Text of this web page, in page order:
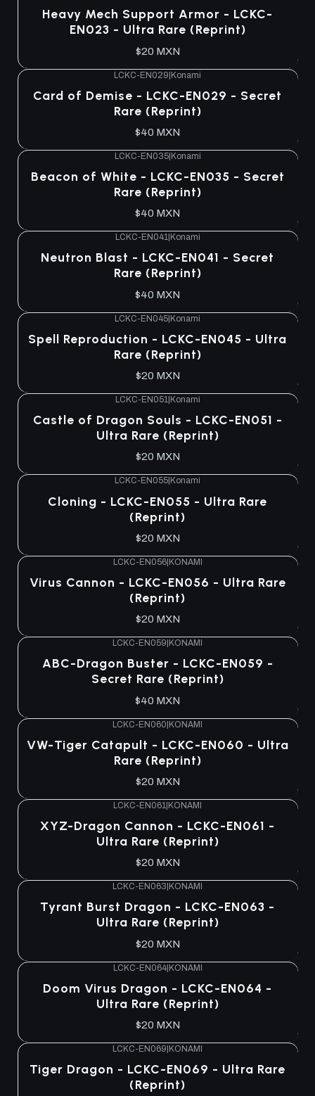
Heavy Mech Support Armor - LCKC-
EN023 - Ultra Rare (Reprint)
$20 MXN
LCKC-EN029|Konami
Card of Demise - LCKC-EN029 - Secret
Rare (Reprint)
$40 MXN
LCKC-EN035|Konami
Beacon of White - LCKC-EN035 - Secret
Rare (Reprint)
$40 MXN
LCKC-EN041| Konami
Neutron Blast - LCKC-EN041 - Secret
Rare (Reprint)
$40 MXN
LCKC-EN045|Konami
Spell Reproduction - LCKC-EN045 - Ultra
Rare (Reprint)
$20 MXN
LCKC-EN051| Konami
Castle of Dragon Souls - LCKC-EN051 -
Ultra Rare (Reprint)
$20 MXN
LCKC-EN055 Konami
Cloning - LCKC-EN055 - Ultra Rare
(Reprint)
$20 MXN
LCKC-EN056|KONAMI
Virus Cannon - LCKC-EN056 - Ultra Rare
(Reprint)
$20 MXN
LCKC-EN059 KONAMI
ABC-Dragon Buster - LCKC-EN059 -
Secret Rare (Reprint)
$40 MXN
LCKC-EN060|KONAMI
VW-Tiger Catapult - LCKC-EN060 - Ultra
Rare (Reprint)
$20 MXN
LCKC-EN061|KONAMI
XYZ-Dragon Cannon - LCKC-EN061 -
Ultra Rare (Reprint)
$20 MXN
LCKC-EN063 KONAMI
Tyrant Burst Dragon - LCKC-EN063 -
Ultra Rare (Reprint)
$20 MXN
LCKC-EN064|KONAMI
Doom Virus Dragon - LCKC-EN064 -
Ultra Rare (Reprint)
$20 MXN
LCKC-EN069 KONAMI
Tiger Dragon - LCKC-EN069 - Ultra Rare
(Reprint)